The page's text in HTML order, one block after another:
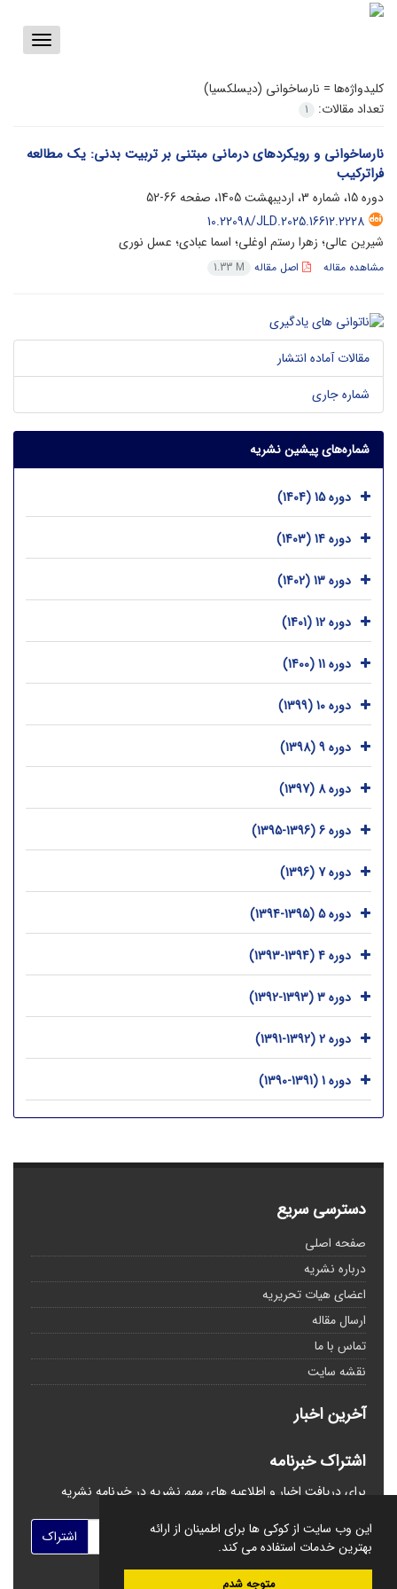
این وب سایت از کوکی ها برای اطمینان از ارائه
بهترین خدمات استفاده می کند.
متوجه شدم
Toggle
کلیدواژه‌ها = نارساخوانی (دیسلکسیا)
تعداد مقالات:
1
نارساخوانی و رویکردهای درمانی مبتنی بر تربیت بدنی: یک مطالعه
فراترکیب
دوره 15، شماره 3، اردیبهشت 1405، صفحه
66-52
10.22098/JLD.2025.16612.2228
شیرین عالی؛ زهرا رستم اوغلی؛ اسما عبادی؛ عسل نوری
مشاهده مقاله اصل مقاله 1.33 M
مقالات آماده انتشار
شماره جاری
شماره‌های پیشین نشریه
دوره 15 (1404)
دوره 14 (1403)
دوره 13 (1402)
دوره 12 (1401)
دوره 11 (1400)
دوره 10 (1399)
دوره 9 (1398)
دوره 8 (1397)
دوره 6 (1396-1395)
دوره 7 (1396)
دوره 5 (1395-1394)
دوره 4 (1394-1393)
دوره 3 (1393-1392)
دوره 2 (1392-1391)
دوره 1 (1391-1390)
دسترسی سریع
صفحه اصلی
درباره نشریه
اعضای هیات تحریریه
ارسال مقاله
تماس با ما
نقشه سایت
آخرین اخبار
اشتراک خبرنامه
برای دریافت اخبار و اطلاعیه های مهم نشریه در خبرنامه نشریه
اشتراک